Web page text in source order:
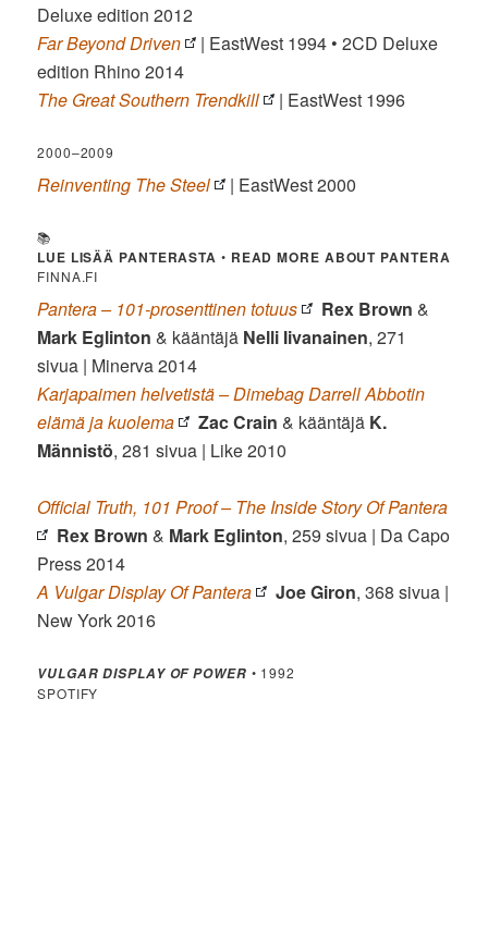
Deluxe edition 2012
Far Beyond Driven
| EastWest 1994 • 2CD Deluxe
edition Rhino 2014
The Great Southern Trendkill
| EastWest 1996
2000–2009
Reinventing The Steel | EastWest 2000
📚
LUE LISÄÄ PANTERASTA • READ MORE ABOUT PANTERA
FINNA.FI
Pantera – 101-prosenttinen totuus Rex Brown &
Mark Eglinton & kääntäjä Nelli Iivanainen, 271
sivua | Minerva 2014
Karjapaimen helvetistä – Dimebag Darrell Abbotin
elämä ja kuolema
Zac Crain & kääntäjä K.
Männistö, 281 sivua | Like 2010
Official Truth, 101 Proof – The Inside Story Of Pantera
Rex Brown & Mark Eglinton, 259 sivua | Da Capo
Press 2014
A Vulgar Display Of Pantera
Joe Giron, 368 sivua |
New York 2016
VULGAR DISPLAY OF POWER • 1992
SPOTIFY